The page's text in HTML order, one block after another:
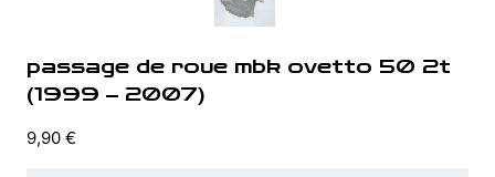
passage de roue mbk ovetto 50 2t
(1999 – 2007)
9,90 €